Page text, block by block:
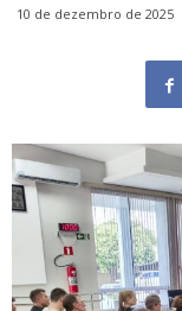
10 de dezembro de 2025